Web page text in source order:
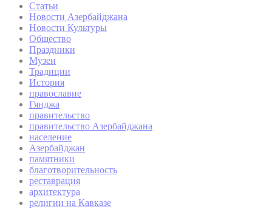
Статьи
Новости Азербайджана
Новости Культуры
Общество
Праздники
Музеи
Традиции
История
православие
Гянджа
правительство
правительство Азербайджана
население
Азербайджан
памятники
благотворительность
реставрация
архитектура
религии на Кавказе